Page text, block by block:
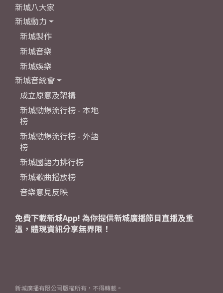
新城八大家
新城動力
新城製作
新城音樂
新城娛樂
新城音統會
成立原意及架構
新城勁爆流行榜 - 本地
榜
新城勁爆流行榜 - 外語
榜
新城國語力排行榜
新城歌曲播放榜
音樂意見反映
免費下載新城App! 為你提供新城廣播節目直播及重
溫，體現資訊分享無界限！
新城廣播有限公司版權所有，不得轉載。